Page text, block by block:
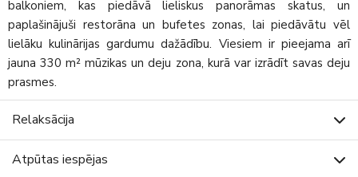
balkoniem, kas piedāvā lieliskus panorāmas skatus, un
paplašinājuši restorāna un bufetes zonas, lai piedāvātu vēl
lielāku kulinārijas gardumu dažādību. Viesiem ir pieejama arī
jauna 330 m² mūzikas un deju zona, kurā var izrādīt savas deju
prasmes.
Relaksācija
Atpūtas iespējas